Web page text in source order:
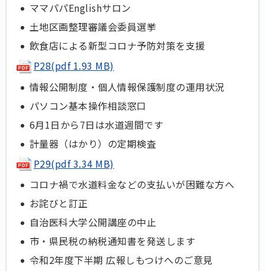
ママパパEnglishサロン
土地区画整理審議会委員選挙
飲食店による新型コロナ予防対策を支援
P28(pdf 1.93 MB)
情報公開制度・個人情報保護制度の運用状況
パソコン基本操作相談窓口
6月1日から7日は水道週間です
計量器（はかり）の定期検査
P29(pdf 3.34 MB)
コロナ禍で水道料金などの支払いが困難な方へ
お詫びと訂正
自治医科大学公開講座の中止
市・県民税の納税通知書を発送します
令和2年度下半期 広報しもつけへのご意見